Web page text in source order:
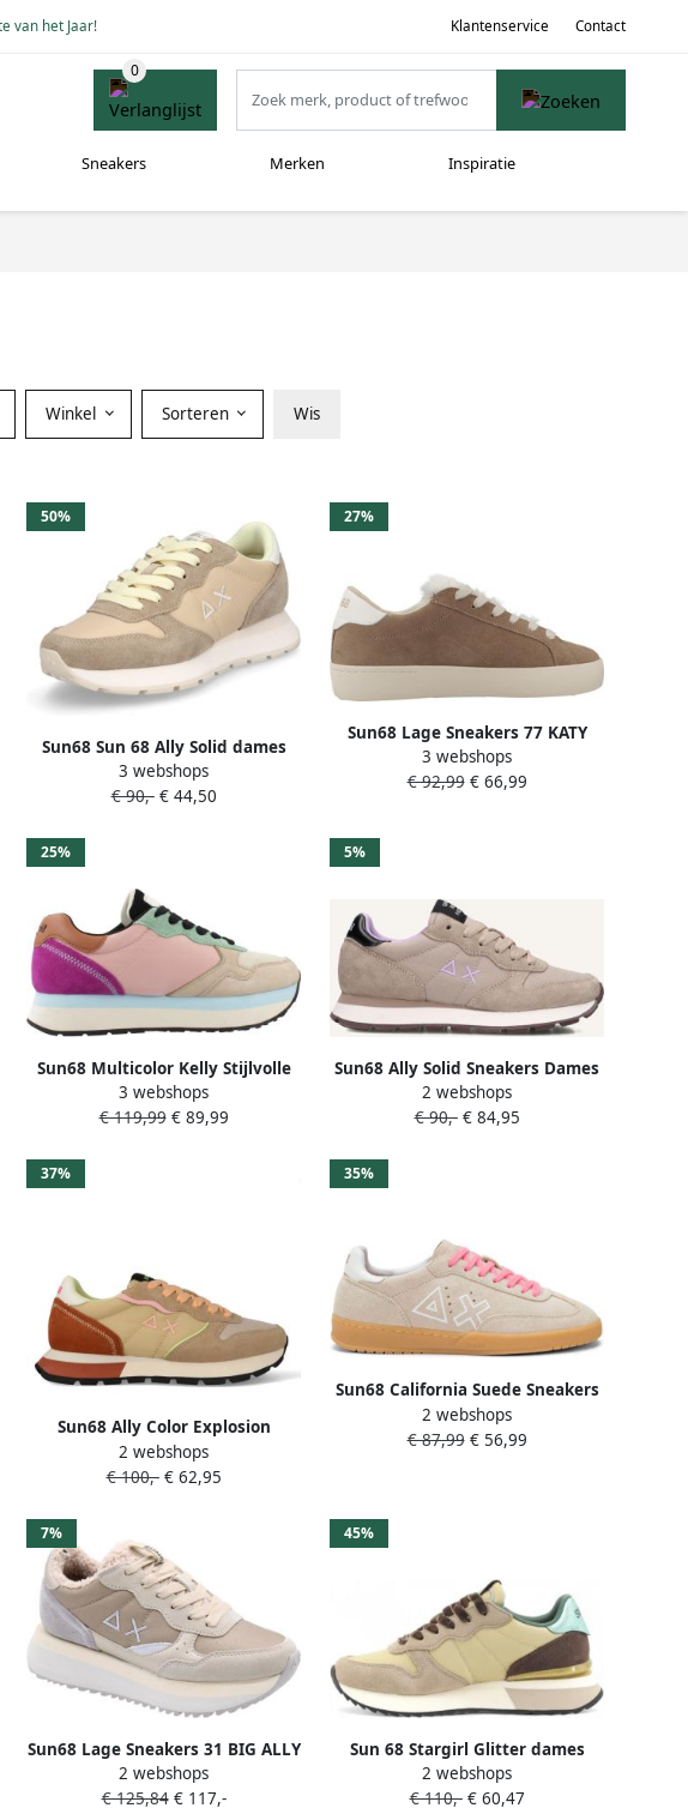
van het Jaar! Klantenservice Contact
Sneakers Merken Inspiratie
Winkel Sorteren Wis
50%
Sun68 Sun 68 Ally Solid dames
sneaker Beige
3 webshops
€ 90,-€ 44,50
27%
Sun68 Lage Sneakers 77 KATY
WINTER
3 webshops
€ 92,99€ 66,99
25%
Sun68 Multicolor Kelly Stijlvolle
Shirt Pink Dames
3 webshops
€ 119,99€ 89,99
5%
Sun68 Ally Solid Sneakers Dames
Beige
2 webshops
€ 90,-€ 84,95
37%
Sun68 Ally Color Explosion
sneaker beige combi
2 webshops
€ 100,-€ 62,95
35%
Sun68 California Suede Sneakers
voor Casual Stijl
2 webshops
€ 87,99€ 56,99
7%
Sun68 Lage Sneakers 31 BIG ALLY
TEDDY FUR
2 webshops
€ 125,84€ 117,-
45%
Sun 68 Stargirl Glitter dames
sneaker Beige multi
2 webshops
€ 110,-€ 60,47